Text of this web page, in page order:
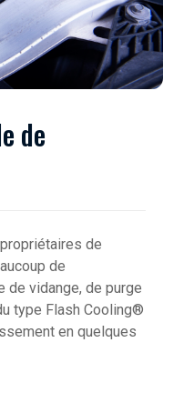
de
de
de
de vidange, de purge
type Flash Cooling®
en quelques